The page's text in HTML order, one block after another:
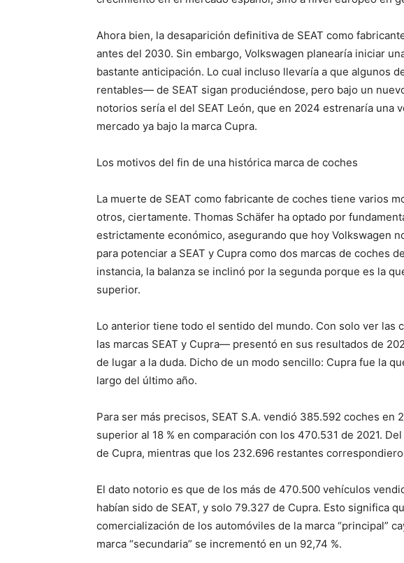
Ahora bien, la desaparición definitiva de SEAT como
antes del 2030. Sin embargo, Volkswagen planearía iniciar
bastante anticipación. Lo cual incluso llevaría a que algunos
rentables— de SEAT sigan produciéndose, pero bajo un
notorios sería el del SEAT León, que en 2024 estrenaría una
mercado ya bajo la marca Cupra.
Los motivos del fin de una histórica marca de coches
La muerte de SEAT como fabricante de coches tiene varios
otros, ciertamente. Thomas Schäfer ha optado por
estrictamente económico, asegurando que hoy Volkswagen
para potenciar a SEAT y Cupra como dos marcas de coches
instancia, la balanza se inclinó por la segunda porque es la
superior.
Lo anterior tiene todo el sentido del mundo. Con solo ver las
las marcas SEAT y Cupra— presentó en sus resultados de
de lugar a la duda. Dicho de un modo sencillo: Cupra fue la
largo del último año.
Para ser más precisos, SEAT S.A. vendió 385.592 coches en
superior al 18 % en comparación con los 470.531 de 2021.
de Cupra, mientras que los 232.696 restantes
El dato notorio es que de los más de 470.500 vehículos
habían sido de SEAT, y solo 79.327 de Cupra. Esto significa
comercialización de los automóviles de la marca “principal”
marca “secundaria” se incrementó en un 92,74 %.